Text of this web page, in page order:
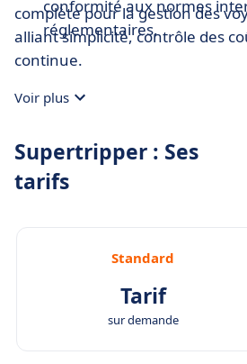
conformité aux normes
réglementaires.
complète pour la gestion des
alliant simplicité, contrôle des
continue.
Voir plus
Supertripper : Ses
tarifs
Standard
Tarif
sur demande